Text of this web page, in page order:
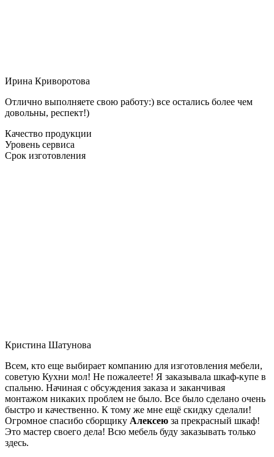
Ирина Криворотова
Отлично выполняете свою работу:) все остались более чем
довольны, респект!)
Качество продукции
Уровень сервиса
Срок изготовления
Кристина Шатунова
Всем, кто еще выбирает компанию для изготовления мебели,
советую Кухни мол! Не пожалеете! Я заказывала шкаф-купе в
спальню. Начиная с обсуждения заказа и заканчивая
монтажом никаких проблем не было. Все было сделано очень
быстро и качественно. К тому же мне ещё скидку сделали!
Огромное спасибо сборщику Алексею за прекрасный шкаф!
Это мастер своего дела! Всю мебель буду заказывать только
здесь.